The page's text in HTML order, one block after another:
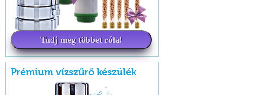
Tudj meg többet róla!
Prémium vízszűrő készülék